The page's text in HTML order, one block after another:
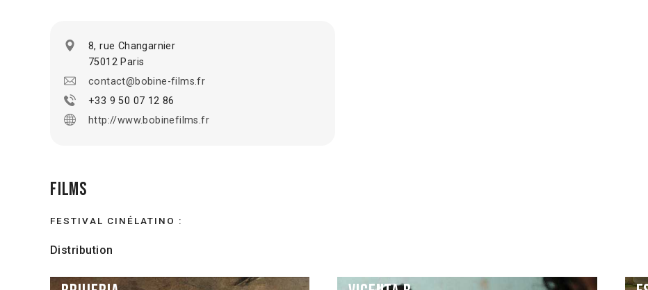
8, rue Changarnier
75012 Paris
contact@bobine-films.fr
+33 9 50 07 12 86
http://www.bobinefilms.fr
Films
FESTIVAL CINÉLATINO :
Distribution